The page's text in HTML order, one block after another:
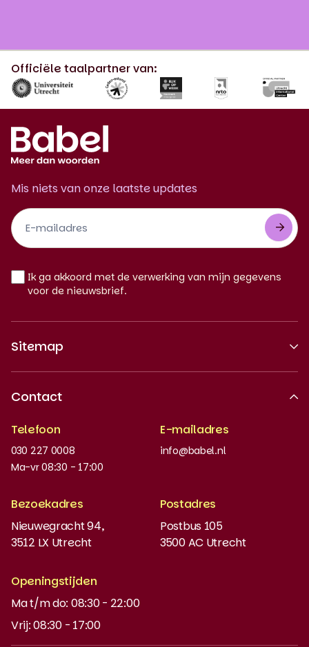
Officiële taalpartner van:
Mis niets van onze laatste updates
Footer
Newsletter
NL
Ik ga akkoord met de verwerking van mijn gegevens
voor de nieuwsbrief.
Sitemap
Nieuws en updates
Instaptoets
MyBabel
NT2
DUO-lening
Contact
Telefoon
030 227 0008
Ma-vr 08:30 - 17:00
E-mailadres
info@babel.nl
Bezoekadres
Nieuwegracht 94,
3512 LX Utrecht
Postadres
Postbus 105
3500 AC Utrecht
Openingstijden
Ma t/m do: 08:30 - 22:00
Vrij: 08:30 - 17:00